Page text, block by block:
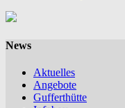
News
Aktuelles
Angebote
Gufferthütte